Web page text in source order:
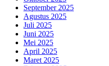
September 2025
Agustus 2025
Juli 2025
Juni 2025
Mei 2025
April 2025
Maret 2025